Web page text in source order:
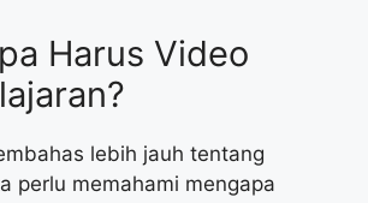
Harus Video
lebih jauh tentang
perlu memahami mengapa